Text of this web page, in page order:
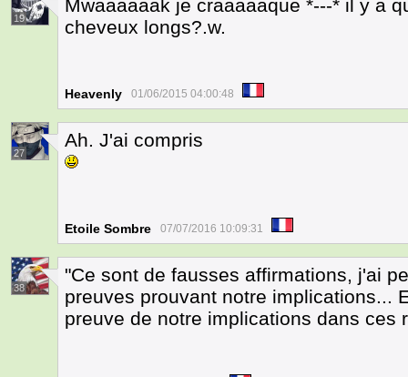
19
Mwaaaaaak je craaaaaque *---* il y a
cheveux longs?.w.
Heavenly 01/06/2015 04:00:48
27
Ah. J'ai compris
Etoile Sombre 07/07/2016 10:09:31
38
"Ce sont de fausses affirmations, j'ai
preuves prouvant notre implications...
preuve de notre implications dans